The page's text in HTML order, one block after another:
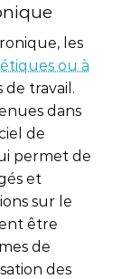
les
ou à
travail.
dans
de
permet de
et
sur le
être
de
des